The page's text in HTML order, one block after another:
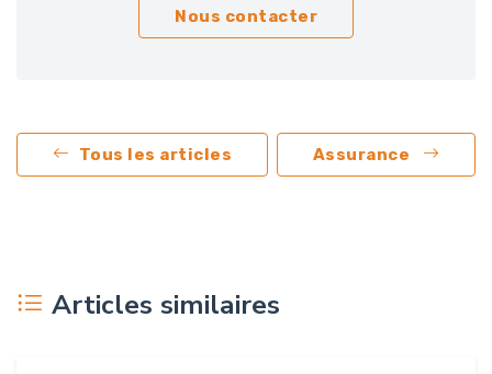
Nous contacter
Tous les articles Assurance
Articles similaires